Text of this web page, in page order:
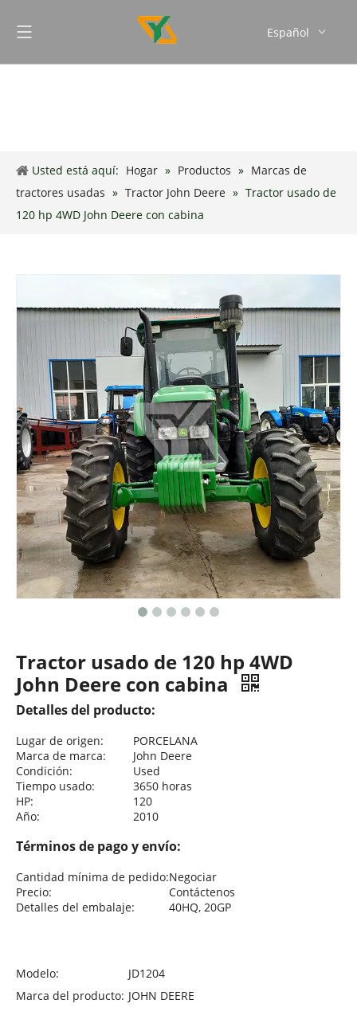
Español
Usted está aquí: Hogar » Productos » Marcas de
tractores usadas » Tractor John Deere » Tractor usado de
120 hp 4WD John Deere con cabina
Tractor usado de 120 hp 4WD
John Deere con cabina
Detalles del producto:
Lugar de origen:
PORCELANA
Marca de marca:
Condición:
Tiempo usado:
HP:
John Deere
Used
3650 horas
120
Año:
2010
Términos de pago y envío:
Cantidad mínima de pedido:Negociar
Precio:
Contáctenos
Detalles del embalaje:
40HQ, 20GP
Modelo:
JD1204
Marca del producto: JOHN DEERE